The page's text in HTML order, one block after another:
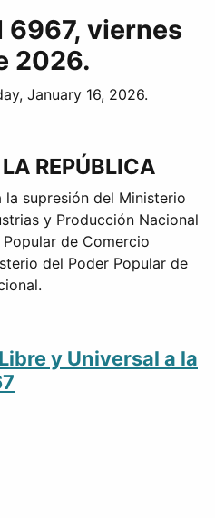
6967, viernes
2026.
January 16, 2026.
REPÚBLICA
supresión del Ministerio
y Producción Nacional
de Comercio
del Poder Popular de
y Universal a la